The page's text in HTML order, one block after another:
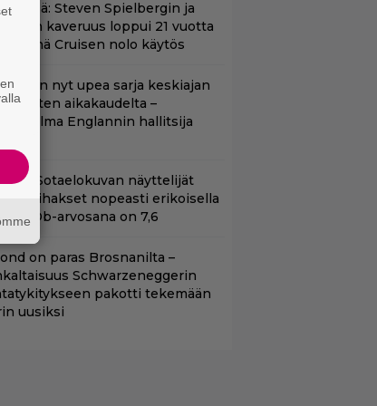
tv:ssä: Steven Spielbergin ja
kaveruus loppui 21 vuotta
– Syynä Cruisen nolo käytös
on nyt upea sarja keskiajan
aikakaudelta –
julma Englannin hallitsija
Sotaelokuvan näyttelijät
lihakset nopeasti erikoisella
IMDb-arvosana on 7,6
on paras Brosnanilta –
Schwarzeneggerin
pakotti tekemään
uusiksi